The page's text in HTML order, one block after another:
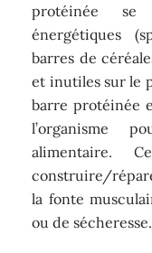
protéinée se
énergétiques
barres de
et inutiles sur le
barre protéinée
l’organisme
alimentaire.
construire/
la fonte
ou de sécheresse.